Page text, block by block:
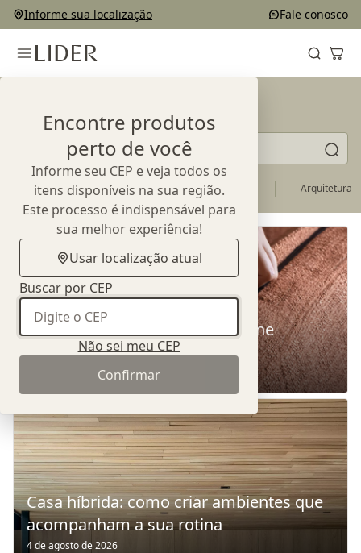
Informe sua localização Fale conosco
Encontre produtos
perto de você
Informe seu CEP e veja todos os
itens disponíveis na sua região.
Este processo é indispensável para
sua melhor experiência!
Usar localização atual
Buscar por CEP
Não sei meu CEP
Confirmar
Blog
Pesquise matérias
Mundo Lider Agenda Inspiração Arquitetura
Espuma do sofá: como ela define
conforto e durabilidade
6 de agosto de 2026
Casa híbrida: como criar ambientes que
acompanham a sua rotina
4 de agosto de 2026